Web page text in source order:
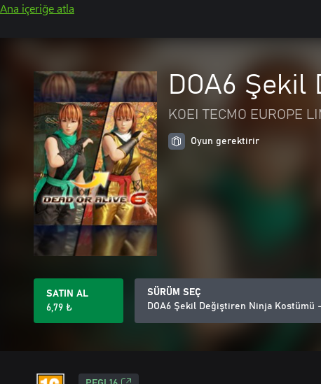
Ana içeriğe atla
DOA6
KOEI TECMO EUROPE
Oyun gerektirir
SATIN AL
6,79 ₺
SÜRÜM SEÇ
DOA6 Şekil Değiştiren Ninja Kostümü